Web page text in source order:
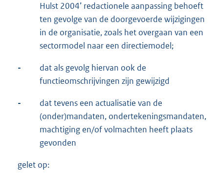
Hulst 2004’ redactionele aanpassing behoeft
ten gevolge van de doorgevoerde wijzigingen
in de organisatie, zoals het overgaan van een
sectormodel naar een directiemodel;
-
dat als gevolg hiervan ook de
functieomschrijvingen zijn gewijzigd
-
dat tevens een actualisatie van de
(onder)mandaten, ondertekeningsmandaten,
machtiging en/of volmachten heeft plaats
gevonden
gelet op: